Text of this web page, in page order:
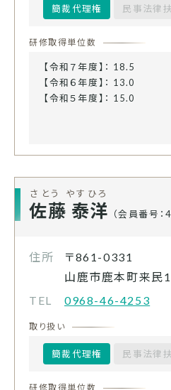
簡裁代理権 民事法律
研修取得単位数
【令和７年度】： 18.5
【令和６年度】： 13.0
【令和５年度】： 15.0
佐藤 泰洋
さとう やすひろ
（会員番号：
住所
〒861-0331
山鹿市鹿本町来民
TEL
0968-46-4253
取り扱い
簡裁代理権 民事法律
研修取得単位数